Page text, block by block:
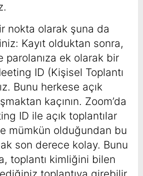
nokta olarak şuna da
Kayıt olduktan sonra,
parolanıza ek olarak bir
ID (Kişisel Toplantı
Bunu herkese açık
kaçının. Zoom’da
ID ile açık toplantılar
mümkün olduğundan bu
son derece kolay. Bunu
toplantı kimliğini bilen